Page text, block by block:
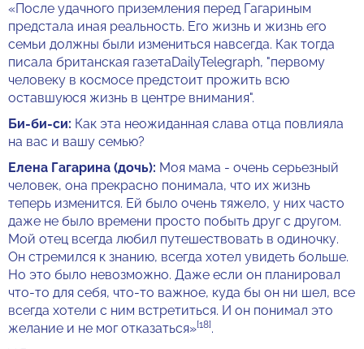
«После удачного приземления перед Гагариным
предстала иная реальность. Его жизнь и жизнь его
семьи должны были измениться навсегда. Как тогда
писала британская газетаDailyTelegraph, "первому
человеку в космосе предстоит прожить всю
оставшуюся жизнь в центре внимания".
Би-би-си: Как эта неожиданная слава отца повлияла
на вас и вашу семью?
Елена Гагарина (дочь): Моя мама - очень серьезный
человек, она прекрасно понимала, что их жизнь
теперь изменится. Ей было очень тяжело, у них часто
даже не было времени просто побыть друг с другом.
Мой отец всегда любил путешествовать в одиночку.
Он стремился к знанию, всегда хотел увидеть больше.
Но это было невозможно. Даже если он планировал
что-то для себя, что-то важное, куда бы он ни шел, все
всегда хотели с ним встретиться. И он понимал это
желание и не мог отказаться»[18].